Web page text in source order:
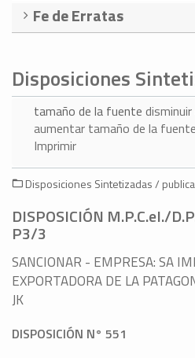
Fe de Erratas
Disposiciones
tamaño de la fuente
aumentar tamaño de la fuente
Imprimir
Disposiciones Sintetizadas /
DISPOSICIÓN M.P.C.eI./
P3/3
SANCIONAR - EMPRESA: SA
EXPORTADORA DE LA
JK
DISPOSICIÓN N° 551